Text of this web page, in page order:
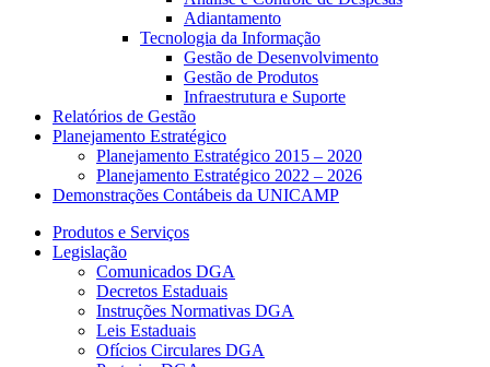
Adiantamento
Tecnologia da Informação
Gestão de Desenvolvimento
Gestão de Produtos
Infraestrutura e Suporte
Relatórios de Gestão
Planejamento Estratégico
Planejamento Estratégico 2015 – 2020
Planejamento Estratégico 2022 – 2026
Demonstrações Contábeis da UNICAMP
Produtos e Serviços
Legislação
Comunicados DGA
Decretos Estaduais
Instruções Normativas DGA
Leis Estaduais
Ofícios Circulares DGA